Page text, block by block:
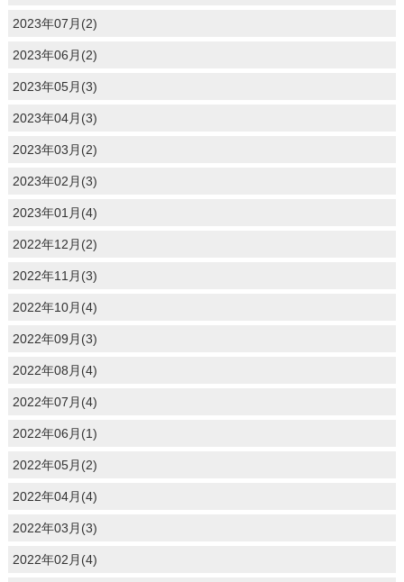
2023年07月(2)
2023年06月(2)
2023年05月(3)
2023年04月(3)
2023年03月(2)
2023年02月(3)
2023年01月(4)
2022年12月(2)
2022年11月(3)
2022年10月(4)
2022年09月(3)
2022年08月(4)
2022年07月(4)
2022年06月(1)
2022年05月(2)
2022年04月(4)
2022年03月(3)
2022年02月(4)